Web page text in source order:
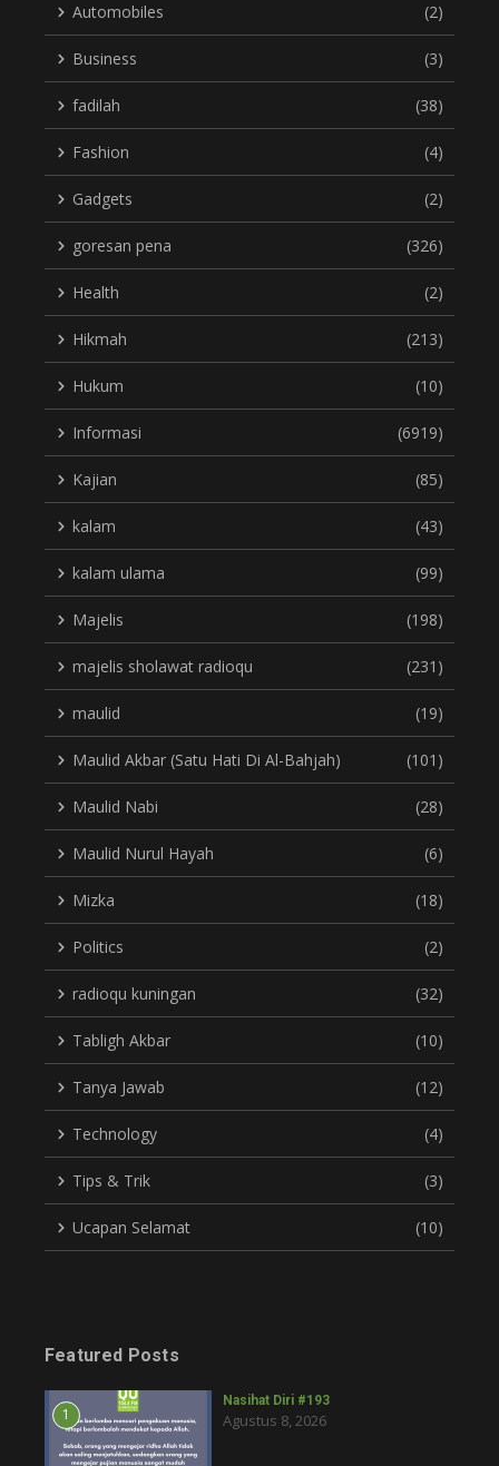
Automobiles (2)
Business (3)
fadilah (38)
Fashion (4)
Gadgets (2)
goresan pena (326)
Health (2)
Hikmah (213)
Hukum (10)
Informasi (6919)
Kajian (85)
kalam (43)
kalam ulama (99)
Majelis (198)
majelis sholawat radioqu (231)
maulid (19)
Maulid Akbar (Satu Hati Di Al-Bahjah) (101)
Maulid Nabi (28)
Maulid Nurul Hayah (6)
Mizka (18)
Politics (2)
radioqu kuningan (32)
Tabligh Akbar (10)
Tanya Jawab (12)
Technology (4)
Tips & Trik (3)
Ucapan Selamat (10)
Featured Posts
1
Nasihat Diri #193
Agustus 8, 2026